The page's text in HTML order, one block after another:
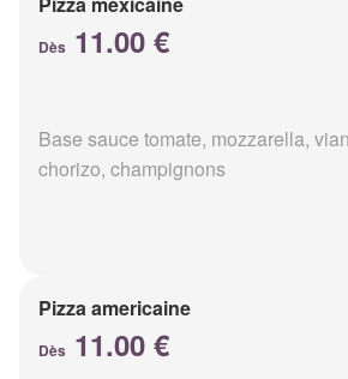
Dès 11.00 €
Base sauce tomate, mozzarella,
chorizo, champignons
Pizza americaine
Dès 11.00 €